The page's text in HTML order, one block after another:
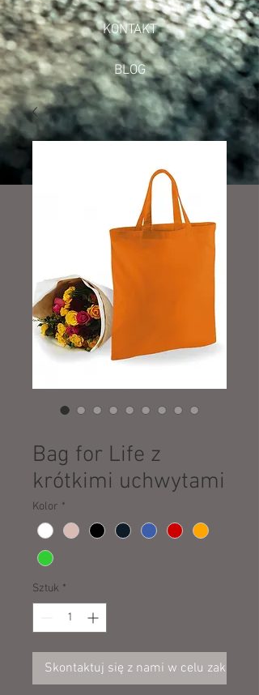
KONTAKT
BLOG
Bag for Life z
krótkimi uchwytami
Kolor *
Sztuk *
Skontaktuj się z nami w celu zakupu